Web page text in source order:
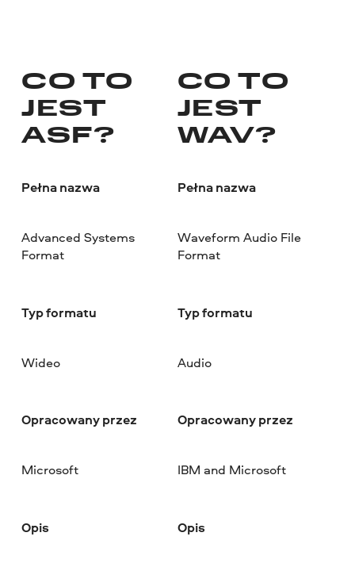
CO TO
JEST
ASF?
Pełna nazwa
Advanced Systems
Format
Typ formatu
Wideo
Opracowany przez
Microsoft
Opis
CO TO
JEST
WAV?
Pełna nazwa
Waveform Audio File
Format
Typ formatu
Audio
Opracowany przez
IBM and Microsoft
Opis